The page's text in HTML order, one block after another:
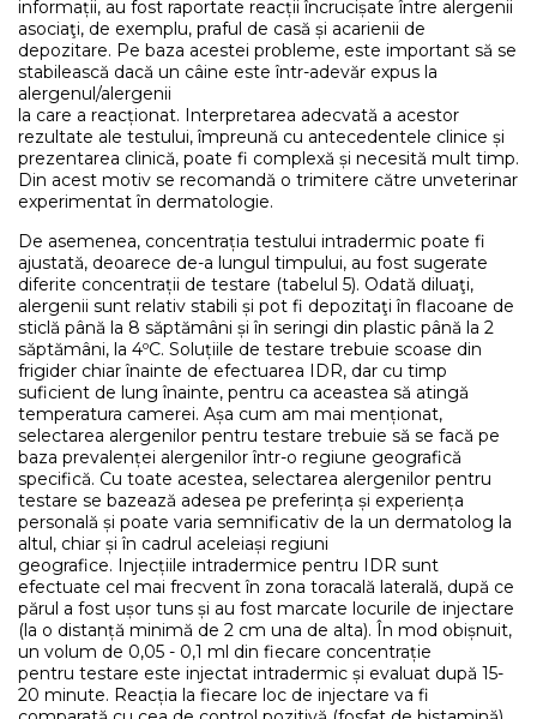
informații, au fost raportate reacții încrucișate între alergenii
asociaţi, de exemplu, praful de casă și acarienii de
depozitare. Pe baza acestei probleme, este important să se
stabilească dacă un câine este într-adevăr expus la
alergenul/alergenii
la care a reacționat. Interpretarea adecvată a acestor
rezultate ale testului, împreună cu antecedentele clinice și
prezentarea clinică, poate fi complexă și necesită mult timp.
Din acest motiv se recomandă o trimitere către unveterinar
experimentat în dermatologie.
De asemenea, concentrația testului intradermic poate fi
ajustată, deoarece de-a lungul timpului, au fost sugerate
diferite concentrații de testare (tabelul 5). Odată diluaţi,
alergenii sunt relativ stabili și pot fi depozitaţi în flacoane de
sticlă până la 8 săptămâni și în seringi din plastic până la 2
săptămâni, la 4ºC. Soluțiile de testare trebuie scoase din
frigider chiar înainte de efectuarea IDR, dar cu timp
suficient de lung înainte, pentru ca aceastea să atingă
temperatura camerei. Așa cum am mai menționat,
selectarea alergenilor pentru testare trebuie să se facă pe
baza prevalenței alergenilor într-o regiune geografică
specifică. Cu toate acestea, selectarea alergenilor pentru
testare se bazează adesea pe preferința și experiența
personală și poate varia semnificativ de la un dermatolog la
altul, chiar și în cadrul aceleiași regiuni
geografice. Injecțiile intradermice pentru IDR sunt
efectuate cel mai frecvent în zona toracală laterală, după ce
părul a fost ușor tuns și au fost marcate locurile de injectare
(la o distanță minimă de 2 cm una de alta). În mod obișnuit,
un volum de 0,05 - 0,1 ml din fiecare concentrație
pentru testare este injectat intradermic și evaluat după 15-
20 minute. Reacția la fiecare loc de injectare va fi